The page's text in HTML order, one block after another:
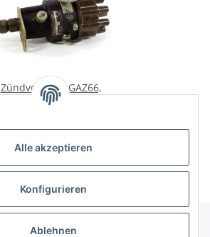
Alle akzeptieren
Konfigurieren
Ablehnen
Zündverteiler GAZ66,
Tschaika GAZ13.